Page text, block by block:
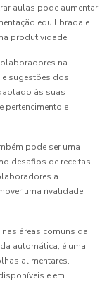
aulas pode aumentar
equilibrada e
produtividade.
na
sugestões dos
às suas
pertencimento e
pode ser uma
desafios de receitas
a
uma rivalidade
áreas comuns da
automática, é uma
alimentares.
e em